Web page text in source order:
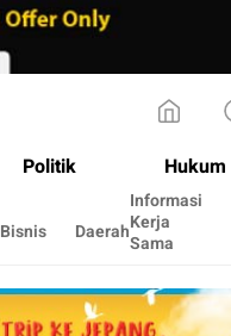
Politik Hukum
Bisnis Daerah
Informasi
Kerja
Sama